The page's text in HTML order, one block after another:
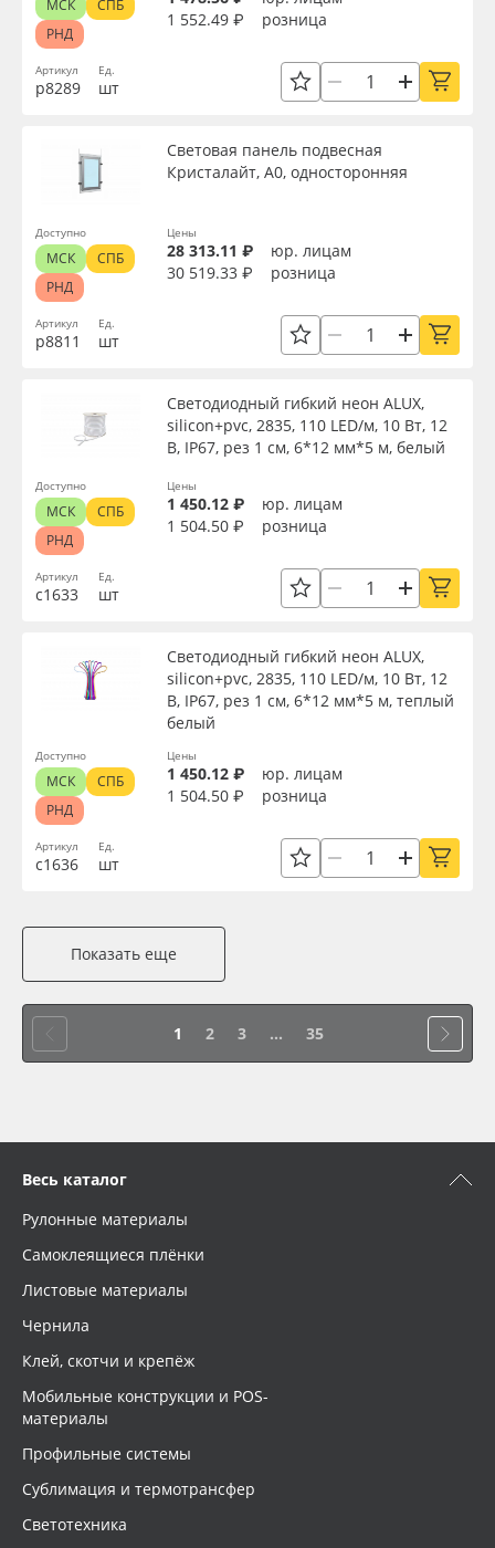
Артикул
р8289
Ед.
шт
1 552.49 ₽
розница
МСК
СПБ
РНД
Артикул
р8811
Световая панель подвесная
Кристалайт, А0, односторонняя
Ед.
шт
Цены
28 313.11 ₽
юр. лицам
30 519.33 ₽
розница
Доступно
МСК
СПБ
РНД
Артикул
с1633
Светодиодный гибкий неон ALUX,
silicon+pvc, 2835, 110 LED/м, 10 Вт, 12
В, IP67, рез 1 см, 6*12 мм*5 м, белый
Ед.
шт
Цены
1 450.12 ₽
юр. лицам
1 504.50 ₽
розница
Доступно
МСК
СПБ
РНД
Артикул
с1636
Светодиодный гибкий неон ALUX,
silicon+pvc, 2835, 110 LED/м, 10 Вт, 12
В, IP67, рез 1 см, 6*12 мм*5 м, теплый
белый
Ед.
шт
Цены
1 450.12 ₽
юр. лицам
1 504.50 ₽
розница
Доступно
МСК
СПБ
РНД
Показать еще
1 2 3 ... 35
Весь каталог
Рулонные материалы
Самоклеящиеся плёнки
Листовые материалы
Чернила
Клей, скотчи и крепёж
Мобильные конструкции и POS-
материалы
Профильные системы
Сублимация и термотрансфер
Светотехника